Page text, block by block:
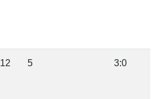
12 5 3:0